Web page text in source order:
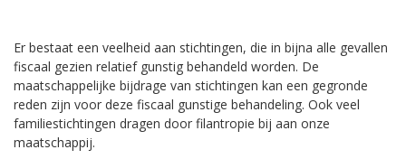
Er bestaat een veelheid aan stichtingen, die in bijna alle gevallen
fiscaal gezien relatief gunstig behandeld worden. De
maatschappelijke bijdrage van stichtingen kan een gegronde
reden zijn voor deze fiscaal gunstige behandeling. Ook veel
familiestichtingen dragen door filantropie bij aan onze
maatschappij.